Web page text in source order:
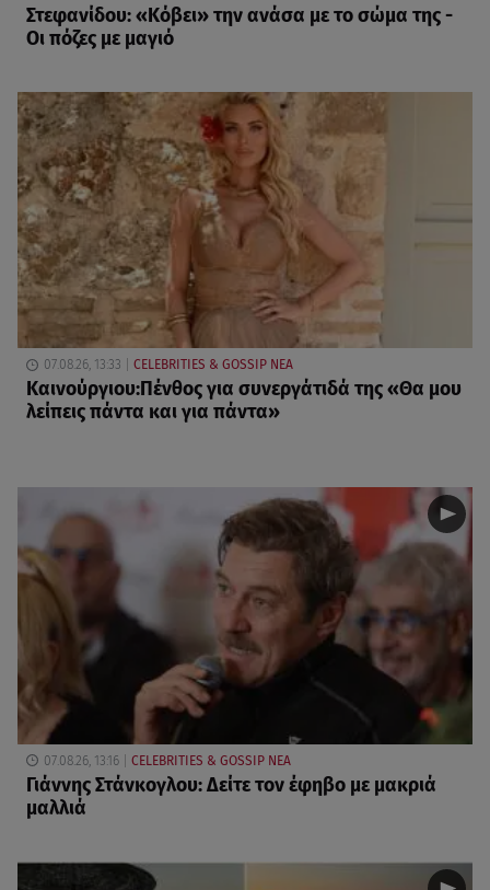
Στεφανίδου: «Κόβει» την ανάσα με το σώμα της -
Οι πόζες με μαγιό
07.08.26, 13:33 CELEBRITIES & GOSSIP ΝΕΑ
Καινούργιου:Πένθος για συνεργάτιδά της «Θα μου
λείπεις πάντα και για πάντα»
07.08.26, 13:16 CELEBRITIES & GOSSIP ΝΕΑ
Γιάννης Στάνκογλου: Δείτε τον έφηβο με μακριά
μαλλιά